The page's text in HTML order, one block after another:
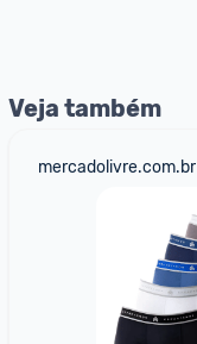
Veja também
mercadolivre.com.br